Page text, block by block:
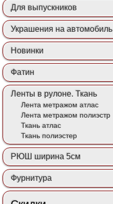
Для выпускников
Украшения на автомобиль
Новинки
Фатин
Ленты в рулоне. Ткань
Лента метражом атлас
Лента метражом полиэстр
Ткань атлас
Ткань полиэстер
РЮШ ширина 5см
Фурнитура